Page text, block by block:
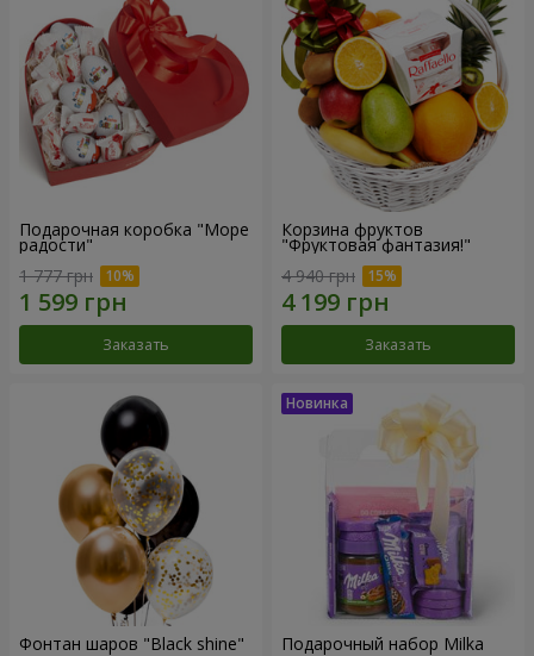
Подарочная коробка "Море
радости"
1 777 грн
Заказать
Корзина фруктов
"Фруктовая фантазия!"
4 940 грн
Заказать
Фонтан шаров "Black shine" Подарочный набор Milka